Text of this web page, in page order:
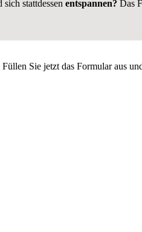
stattdessen entspannen? Das
Füllen Sie jetzt das Formular aus